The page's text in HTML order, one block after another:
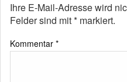
Ihre E-Mail-Adresse wird
Felder sind mit* markiert.
Kommentar *